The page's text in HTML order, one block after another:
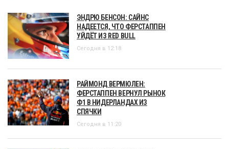
ЭНДРЮ БЕНСОН: САЙНС
НАДЕЕТСЯ, ЧТО ФЕРСТАППЕН
УЙДЁТ ИЗ RED BULL
Сегодня в 12:18
РАЙМОНД ВЕРМЮЛЕН:
ФЕРСТАППЕН ВЕРНУЛ РЫНОК
Ф1 В НИДЕРЛАНДАХ ИЗ
СПЯЧКИ
Сегодня в 11:20